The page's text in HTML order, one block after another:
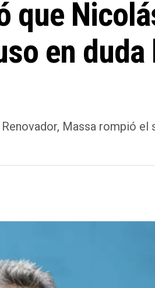
que
en
Massa rompió